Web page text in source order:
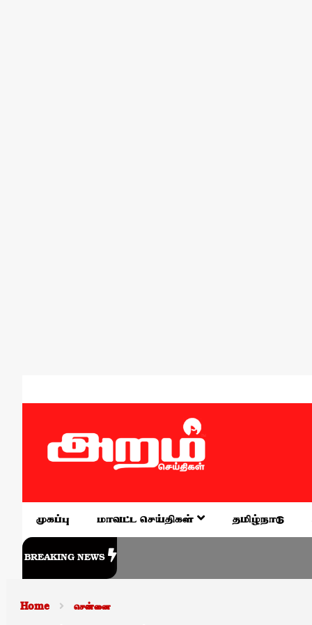
முகப்பு மாவட்ட செய்திகள் தமிழ்நாடு
BREAKING NEWS
Home சென்னை